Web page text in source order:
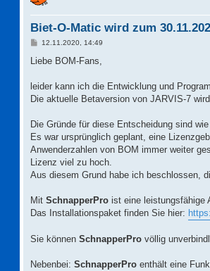
Biet-O-Matic wird zum
B
i
a
12.11.2020, 14:49
Liebe BOM-Fans,
leider kann ich die Entwicklung und
Die aktuelle Betaversion von JARVIS-7
Die Gründe für diese Entscheidung sind
Es war ursprünglich geplant, eine
Anwenderzahlen von BOM immer weiter
Lizenz viel zu hoch.
Aus diesem Grund habe ich beschlossen,
Mit SchnapperPro ist eine leistungsfähige
Das Installationspaket finden Sie hier:
Sie können SchnapperPro völlig
Nebenbei: SchnapperPro enthält eine